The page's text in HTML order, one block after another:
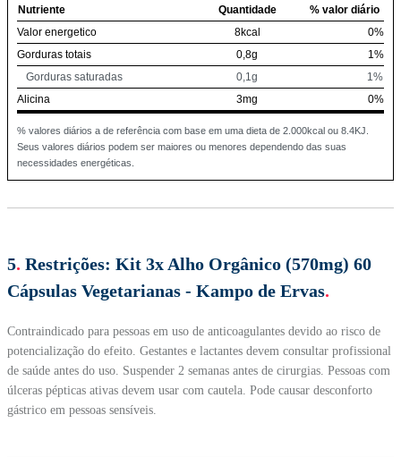
Nutriente Quantidade
% valor diário
Valor energetico
8kcal
0%
Gorduras totais
0,8g
1%
Gorduras saturadas
0,1g
1%
Alicina
3mg 0%
% valores diários a de referência com base em uma dieta de 2.000kcal ou 8.4KJ.
Seus valores diários podem ser maiores ou menores dependendo das suas
necessidades energéticas.
5. Restrições: Kit 3x Alho Orgânico (570mg) 60
Cápsulas Vegetarianas - Kampo de Ervas.
Contraindicado para pessoas em uso de anticoagulantes devido ao risco de
potencialização do efeito. Gestantes e lactantes devem consultar profissional
de saúde antes do uso. Suspender 2 semanas antes de cirurgias. Pessoas com
úlceras pépticas ativas devem usar com cautela. Pode causar desconforto
gástrico em pessoas sensíveis.